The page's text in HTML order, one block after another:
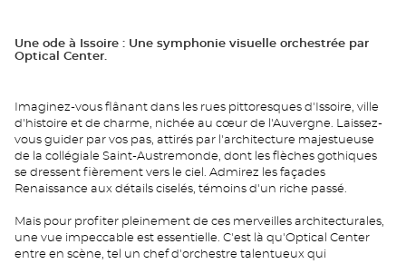
Une ode à Issoire : Une symphonie visuelle orchestrée par
Optical Center.
Imaginez-vous flânant dans les rues pittoresques d'Issoire, ville
d'histoire et de charme, nichée au cœur de l'Auvergne. Laissez-
vous guider par vos pas, attirés par l'architecture majestueuse
de la collégiale Saint-Austremonde, dont les flèches gothiques
se dressent fièrement vers le ciel. Admirez les façades
Renaissance aux détails ciselés, témoins d'un riche passé.
Mais pour profiter pleinement de ces merveilles architecturales,
une vue impeccable est essentielle. C'est là qu'Optical Center
entre en scène, tel un chef d'orchestre talentueux qui